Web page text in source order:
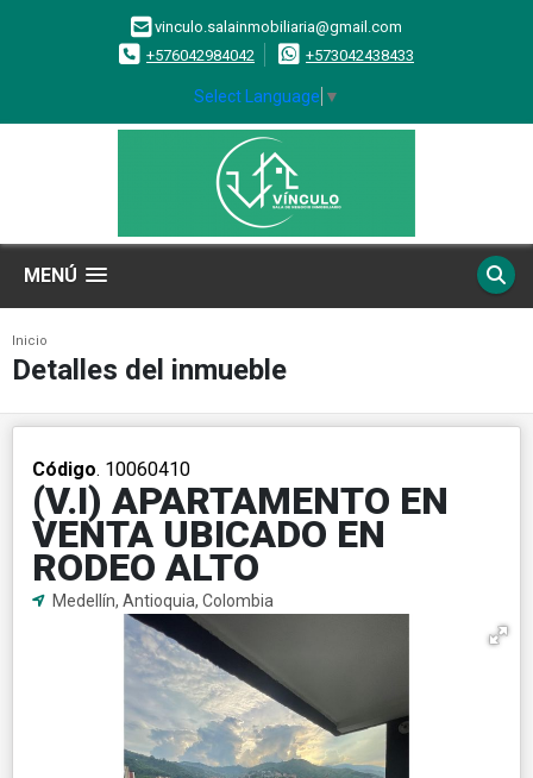
vinculo.salainmobiliaria@gmail.com
+576042984042
+573042438433
Select Language ▼
MENÚ
Inicio
Detalles del inmueble
Código. 10060410
(V.I) APARTAMENTO EN
VENTA UBICADO EN
RODEO ALTO
Medellín, Antioquia, Colombia